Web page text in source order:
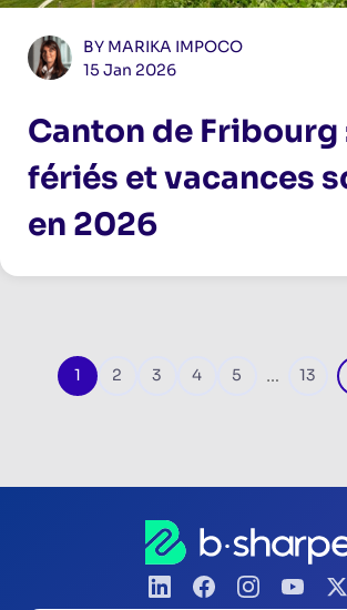
BY MARIKA IMPOCO
15 Jan 2026
Canton de Fribourg
fériés et vacances
en 2026
Pagination
Page
1 Page
2 Page
3 Page
4 Page
5 … Page
13